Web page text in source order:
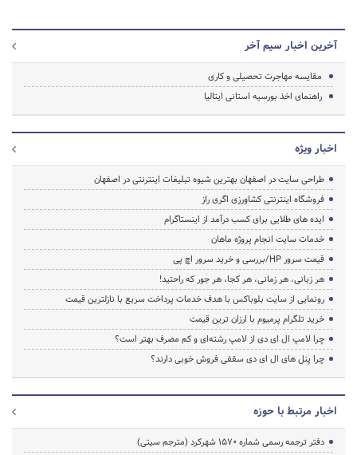
آخرین اخبار سیم آخر
مقایسه مهاجرت تحصیلی و کاری
راهنمای اخذ بورسیه استانی ایتالیا
اخبار ویژه
طراحی سایت در اصفهان بهترین شیوه تبلیغات اینترنتی در اصفهان
فروشگاه اینترنتی کشاورزی اگری راز
ایده های طلایی برای کسب درآمد از اینستاگرام
خدمات سایت انجام پروژه ماهان
قیمت سرور HP/بررسی و خرید سرور اچ پی
هر زبانی، هر زمانی، هر کجا، هر جور که راحتید!
رونمایی از سایت بلوباکس با هدف خدمات پرداخت سریع با نازلترین قیمت
خرید تلگرام پرمیوم با ارزان ترین قیمت
چرا لامپ ال ای دی از لامپ رشته‌ای و کم مصرف بهتر است؟
چرا پنل های ال ای دی سقفی فروش خوبی دارند؟
اخبار مرتبط با حوزه
دفتر ترجمه رسمی شماره ۱۵۷۰ شهرکرد (مترجم سیتی)